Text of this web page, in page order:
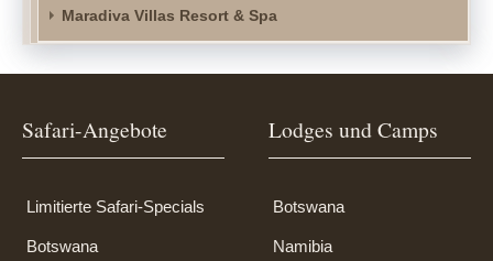
Maradiva Villas Resort & Spa
Safari-Angebote
Limitierte Safari-Specials
Botswana
Lodges und Camps
Botswana
Namibia